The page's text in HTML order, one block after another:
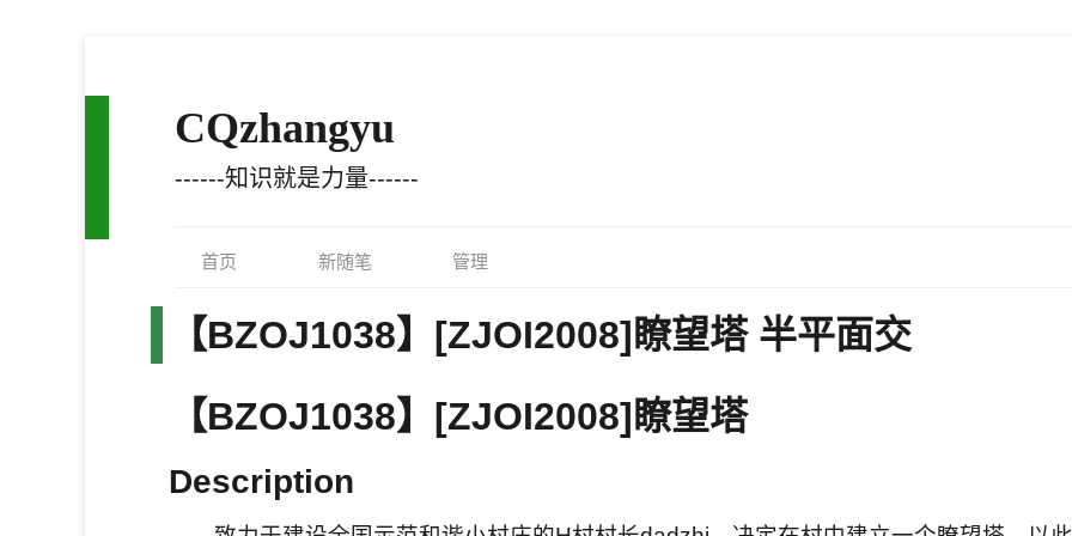
CQzhangyu
------知识就是力量------
首页 新随笔 管理
【BZOJ1038】[ZJOI2008]瞭望塔 半平面交
【BZOJ1038】[ZJOI2008]瞭望塔
Description